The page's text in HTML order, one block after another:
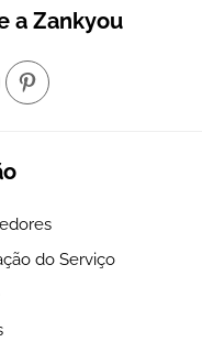
a Zankyou
do Serviço